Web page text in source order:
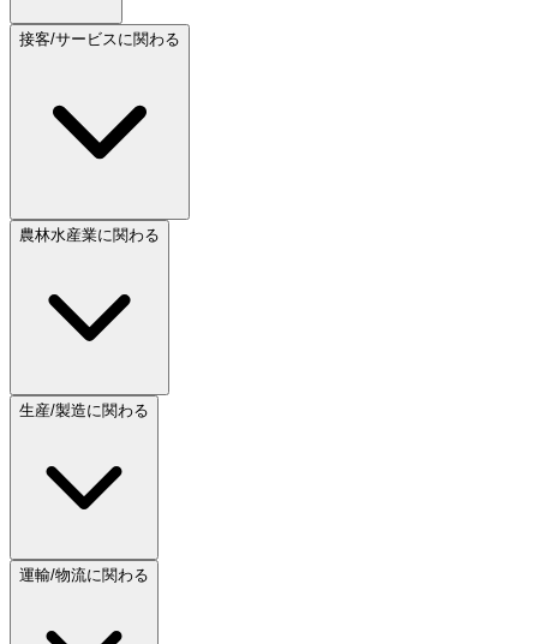
接客/サービスに関わる
農林水産業に関わる
生産/製造に関わる
運輸/物流に関わる